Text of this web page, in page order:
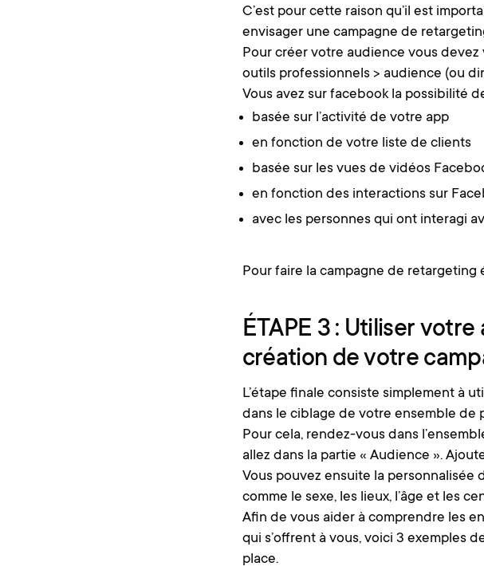
C’est pour cette raison qu’il est
envisager une campagne de
Pour créer votre audience vous
outils professionnels > audience (ou
Vous avez sur facebook la possibilité
basée sur l’activité de votre app
en fonction de votre liste de clients
basée sur les vues de vidéos
en fonction des interactions sur
avec les personnes qui ont interagi
Pour faire la campagne de retargeting
ÉTAPE 3 : Utiliser
création de votre
L’étape finale consiste simplement à
dans le ciblage de votre ensemble de
Pour cela, rendez-vous dans
allez dans la partie « Audience ».
Vous pouvez ensuite la
comme le sexe, les lieux, l’âge et les
Afin de vous aider à comprendre les
qui s’offrent à vous, voici 3 exemples
place.